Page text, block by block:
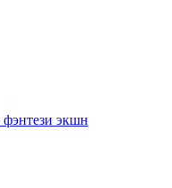
фэнтези экшн